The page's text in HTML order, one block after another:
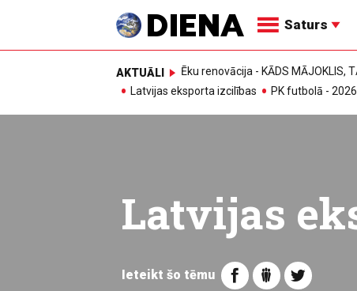
Saturs
AKTUĀLI Ēku renovācija - KĀDS MĀJOKLIS,
Latvijas eksporta izcilības
PK futbolā - 2026
Latvijas
Ieteikt šo tēmu